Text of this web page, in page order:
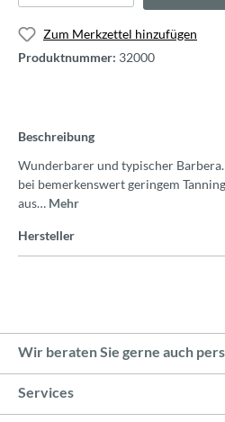
Zum Merkzettel hinzufügen
Produktnummer: 32000
Beschreibung
Wunderbarer und typischer
bei bemerkenswert geringem
aus… Mehr
Hersteller
Wir beraten Sie gerne auch
Services